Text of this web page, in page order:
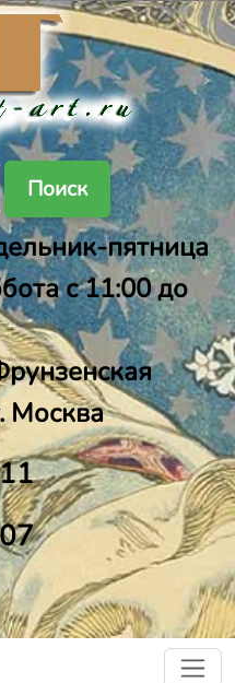
Поиск
пятница
с 11:00 до
Москва